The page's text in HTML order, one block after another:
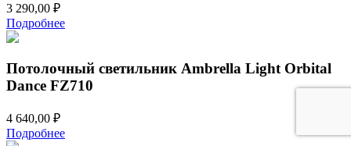
3 290,00 ₽
Подробнее
Потолочный светильник Ambrella Light Orbital
Dance FZ710
4 640,00 ₽
Подробнее